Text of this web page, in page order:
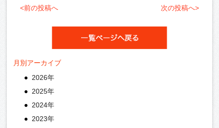
<前の投稿へ 次の投稿へ>
月別アーカイブ
2026年
2025年
2024年
2023年